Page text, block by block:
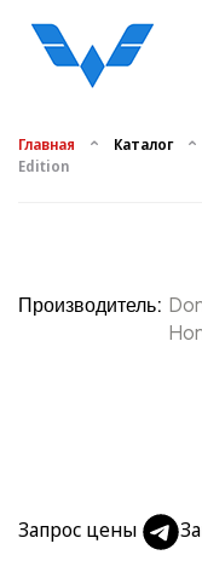
Главная Каталог
Edition
Производитель:
Запрос цены